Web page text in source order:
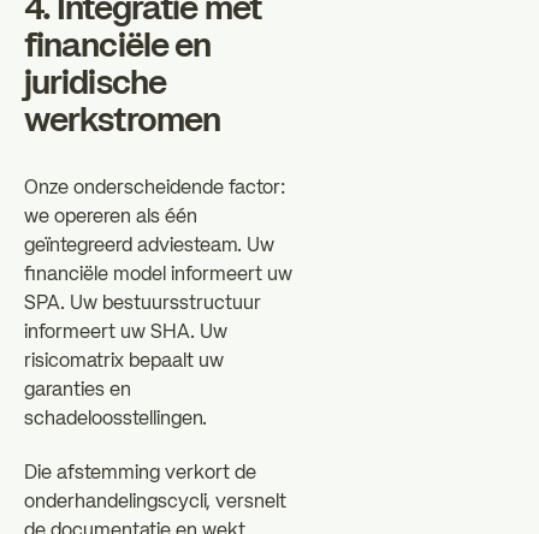
4. Integratie met
financiële en
juridische
werkstromen
Onze onderscheidende factor:
we opereren als één
geïntegreerd adviesteam. Uw
financiële model informeert uw
SPA. Uw bestuursstructuur
informeert uw SHA. Uw
risicomatrix bepaalt uw
garanties en
schadeloosstellingen.
Die afstemming verkort de
onderhandelingscycli, versnelt